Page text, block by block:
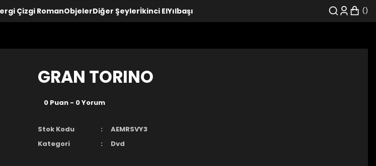
Çizgi RomanObjelerDiğer Şeylerİkinci ElYılbaşı
GRAN TORINO
0 Puan - 0 Yorum
Stok Kodu
AEMRSVY3
Kategori
Dvd